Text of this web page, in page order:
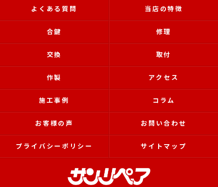
よくある質問 当店の特徴
合鍵 修理
交換 取付
作製 アクセス
施工事例 コラム
お客様の声 お問い合わせ
プライバシーポリシー サイトマップ